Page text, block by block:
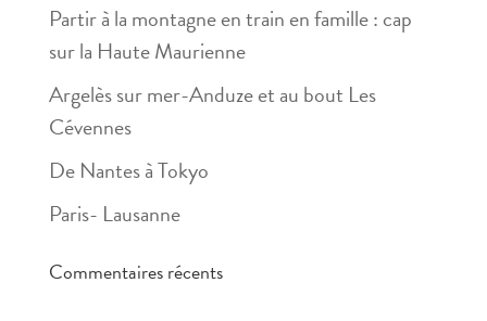
Partir à la montagne en train en famille : cap
sur la Haute Maurienne
Argelès sur mer-Anduze et au bout Les
Cévennes
De Nantes à Tokyo
Paris- Lausanne
Commentaires récents